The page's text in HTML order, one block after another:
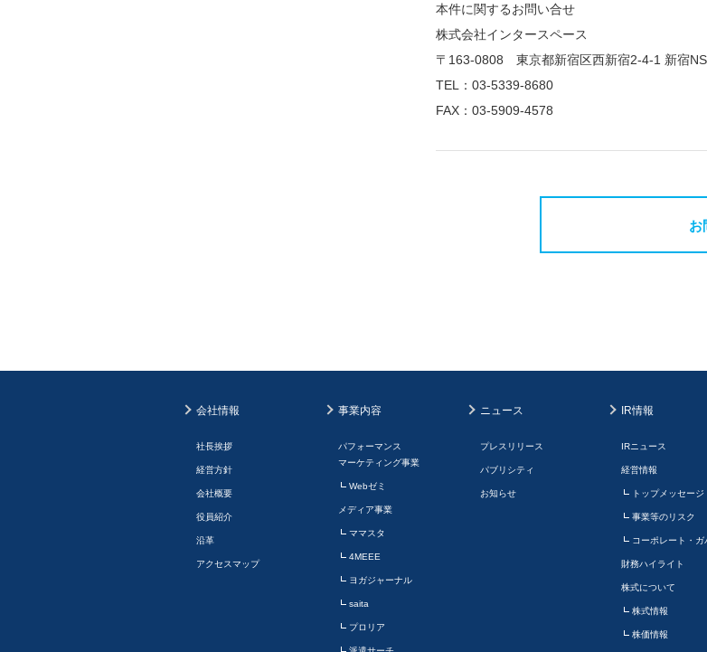
本件に関するお問い合せ
株式会社インタースペース
〒163-0808 東京都新宿区西新宿2-4-1 新宿
TEL：03-5339-8680
FAX：03-5909-4578
お
会社情報
社長挨拶
経営方針
会社概要
役員紹介
沿革
アクセスマップ
事業内容
パフォーマンス
マーケティング事業
Webゼミ
メディア事業
ママスタ
4MEEE
ヨガジャーナル
saita
プロリア
ニュース
プレスリリース
パブリシティ
お知らせ
IR情報
IRニュース
経営情報
トップメッセージ
事業等のリスク
コーポレート・ガ
財務ハイライト
株式について
株式情報
株価情報